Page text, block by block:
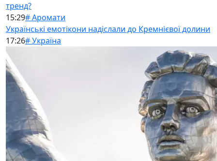
тренд?
15:29# Аромати
Українські емотікони надіслали до Кремнієвої долини
17:26# Україна